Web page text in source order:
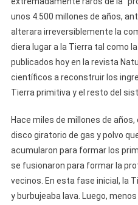
unos 4.500 millones de años,
alterara irreversiblemente la
diera lugar a la Tierra tal como
publicados hoy en la revista
científicos a reconstruir los
Tierra primitiva y el resto del
Hace miles de millones de
disco giratorio de gas y polvo
acumularon para formar los
se fusionaron para formar la
vecinos. En esta fase inicial, la
y burbujeaba lava. Luego,